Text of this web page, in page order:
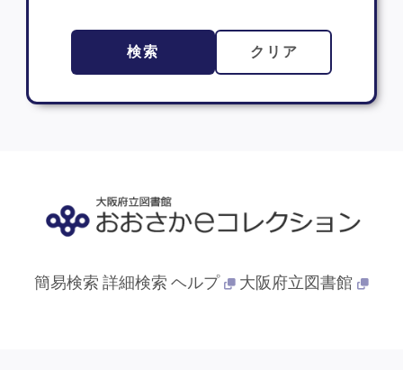
検索 クリア
簡易検索 詳細検索 ヘルプ 大阪府立図書館